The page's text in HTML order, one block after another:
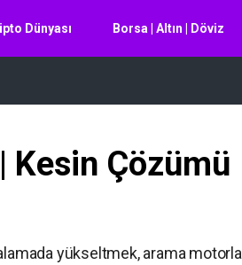
Dünyası Borsa | Altın | Döviz
| Kesin Çözümü
yükseltmek, arama